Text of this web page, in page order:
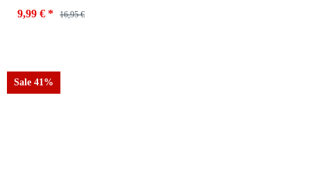
9,99 € * 16,95 €
Sale 41%